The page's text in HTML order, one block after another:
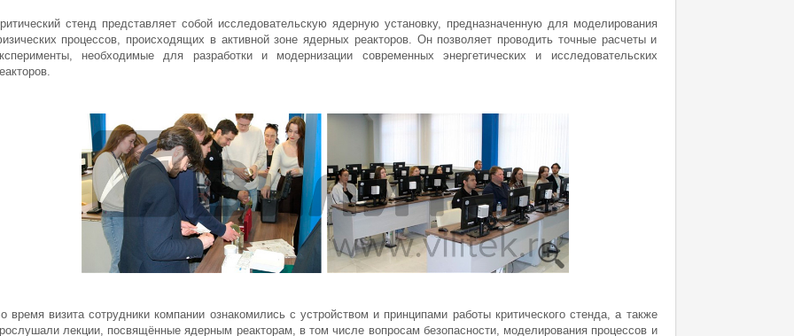
стенд представляет собой исследовательскую ядерную установку, предназначенную для моделирования
процессов, происходящих в активной зоне ядерных реакторов. Он позволяет проводить точные расчеты и
необходимые для разработки и модернизации современных энергетических и исследовательских
время визита сотрудники компании ознакомились с устройством и принципами работы критического стенда, а также
лекции, посвящённые ядерным реакторам, в том числе вопросам безопасности, моделирования процессов и